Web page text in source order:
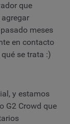
que
meses
en contacto
se trata :)
y estamos
G2 Crowd que